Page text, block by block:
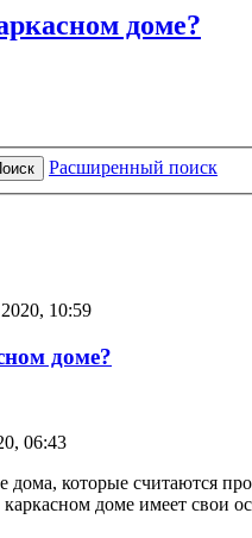
доме?
Расширенный поиск
10:59
доме?
06:43
дома, которые считаются
доме имеет свои